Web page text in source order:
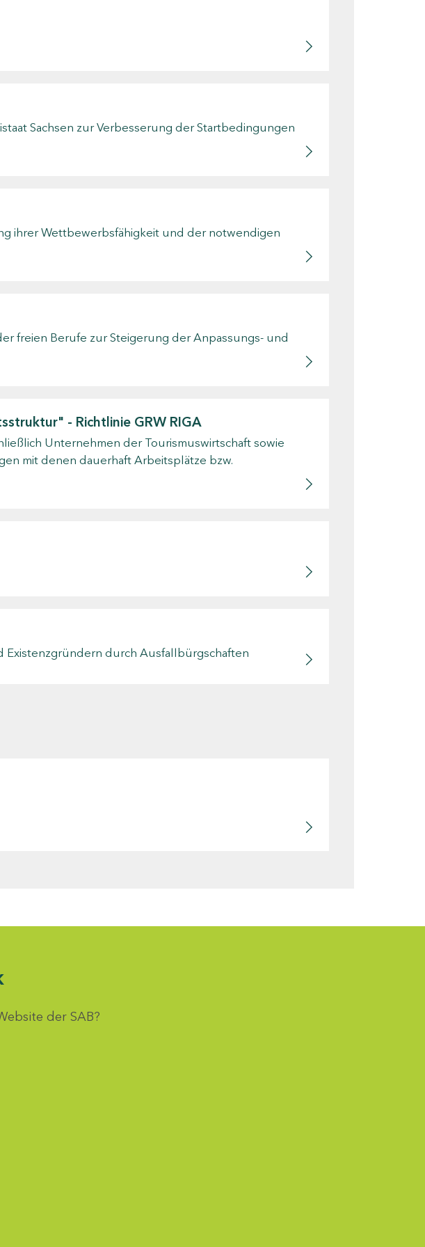
Sachsen zur Verbesserung der Startbedingungen
ihrer Wettbewerbsfähigkeit und der notwendigen
freien Berufe zur Steigerung der Anpassungs- und
- Richtlinie GRW RIGA
Unternehmen der Tourismuswirtschaft sowie
mit denen dauerhaft Arbeitsplätze bzw.
durch Ausfallbürgschaften
der SAB?